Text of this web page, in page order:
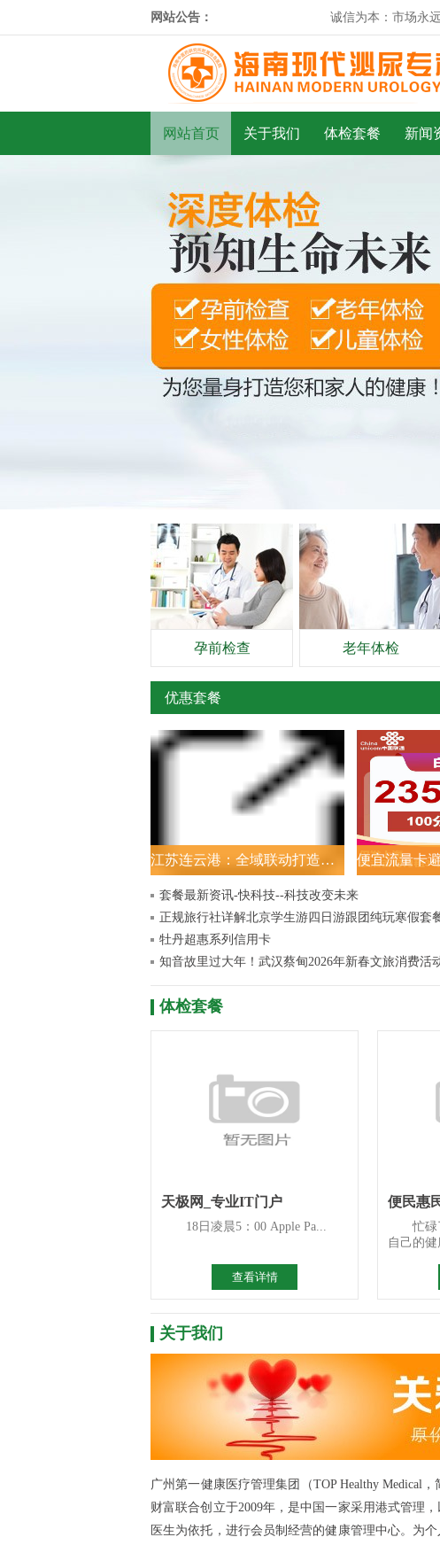
网站公告： 诚信为本：市场永远
网站首页 关于我们 体检套餐 新闻
孕前检查 老年体检
优惠套餐
江苏连云港：全域联动打造新春消费盛宴
套餐最新资讯-快科技--科技改变未来
牡丹超惠系列信用卡
体检套餐
天极网_专业IT门户
18日凌晨5：00 Apple Pa...
查看详情
忙碌了
自己的
关于我们
广州第一健康医疗管理集团（TOP Healthy Medical
财富联合创立于2009年，是中国一家采用港式管理
医生为依托，进行会员制经营的健康管理中心。为